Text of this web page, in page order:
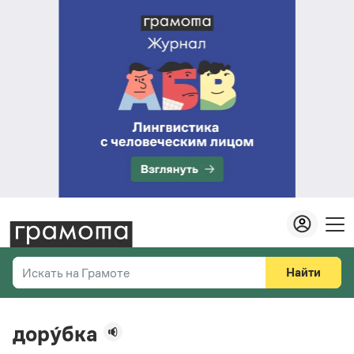
Искать на Грамоте
Справочная служба
Найти
дору́бка